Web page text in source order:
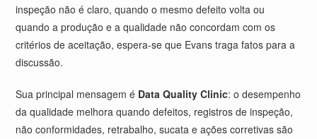
inspeção não é claro, quando o mesmo defeito volta ou
quando a produção e a qualidade não concordam com os
critérios de aceitação, espera-se que Evans traga fatos para a
discussão.
Sua principal mensagem é Data Quality Clinic: o desempenho
da qualidade melhora quando defeitos, registros de inspeção,
não conformidades, retrabalho, sucata e ações corretivas são